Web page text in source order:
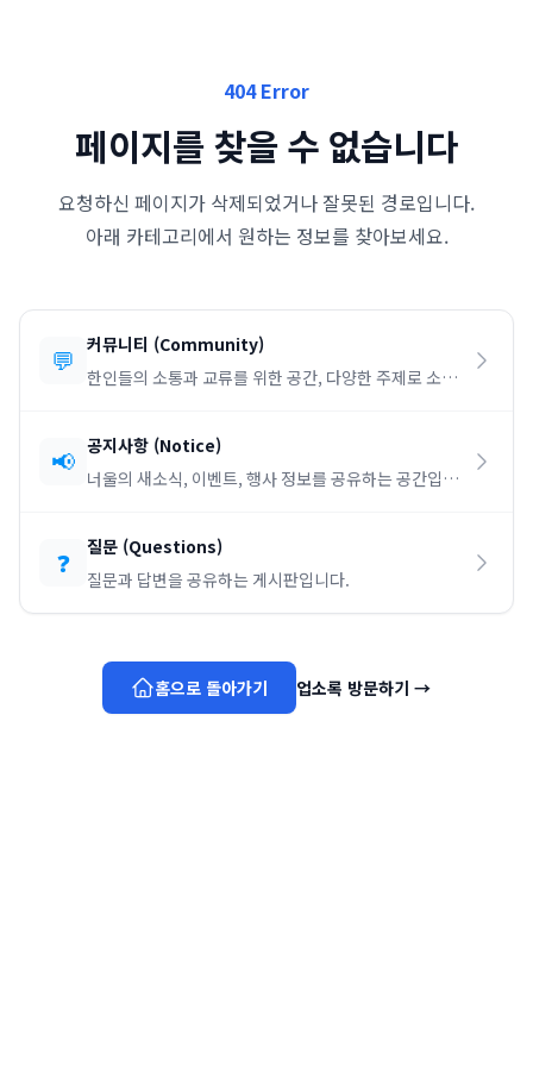
404 Error
페이지를 찾을 수 없습니다
요청하신 페이지가 삭제되었거나 잘못된 경로입니다.
아래 카테고리에서 원하는 정보를 찾아보세요.
💬 커뮤니티 (Community)
한인들의 소통과 교류를 위한 공간, 다양한 주제로 소통
📢 공지사항 (Notice)
너울의 새소식, 이벤트, 행사 정보를 공유하는 공간입니
❓ 질문 (Questions)
질문과 답변을 공유하는 게시판입니다.
홈으로 돌아가기 업소록 방문하기 →